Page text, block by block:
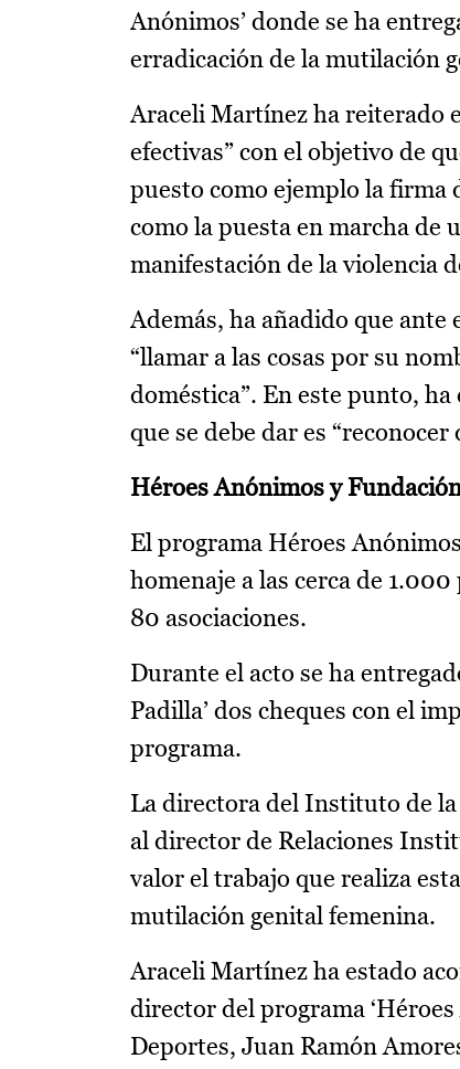
Anónimos’ donde se ha
erradicación de la mutilación
Araceli Martínez ha reiterado
efectivas” con el objetivo de
puesto como ejemplo la
como la puesta en marcha de
manifestación de la violencia
Además, ha añadido que ante
“llamar a las cosas por su
doméstica”. En este punto,
que se debe dar es
Héroes Anónimos y
El programa Héroes
homenaje a las cerca de
80 asociaciones.
Durante el acto se ha
Padilla’ dos cheques con el
programa.
La directora del Instituto de
al director de Relaciones
valor el trabajo que realiza
mutilación genital femenina.
Araceli Martínez ha estado
director del programa
Deportes, Juan Ramón